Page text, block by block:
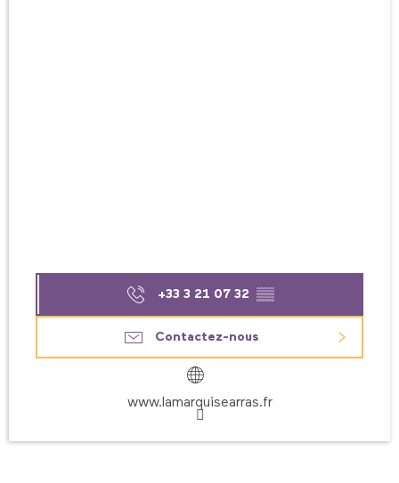
+33 3 21 07 32 ▒▒
Contactez-nous
www.lamarquisearras.fr